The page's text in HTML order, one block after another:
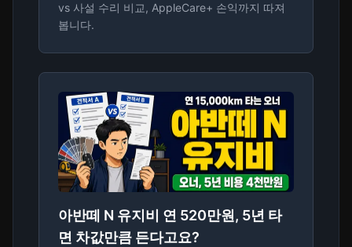
vs 사설 수리 비교, AppleCare+ 손익까지 따져
봅니다.
아반떼 N 유지비 연 520만원, 5년 타
면 차값만큼 든다고요?